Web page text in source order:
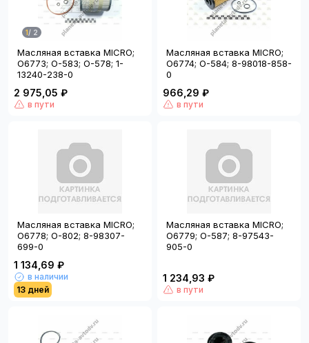
1/ 2
Масляная вставка MICRO;
O6773; O-583; O-578; 1-
13240-238-0
2 975,05 ₽
в пути
Масляная вставка MICRO;
O6774; O-584; 8-98018-858-
0
966,29 ₽
в пути
Масляная вставка MICRO;
O6778; O-802; 8-98307-
699-0
1 134,69 ₽
в наличии
13 дней
Масляная вставка MICRO;
O6779; O-587; 8-97543-
905-0
1 234,93 ₽
в пути